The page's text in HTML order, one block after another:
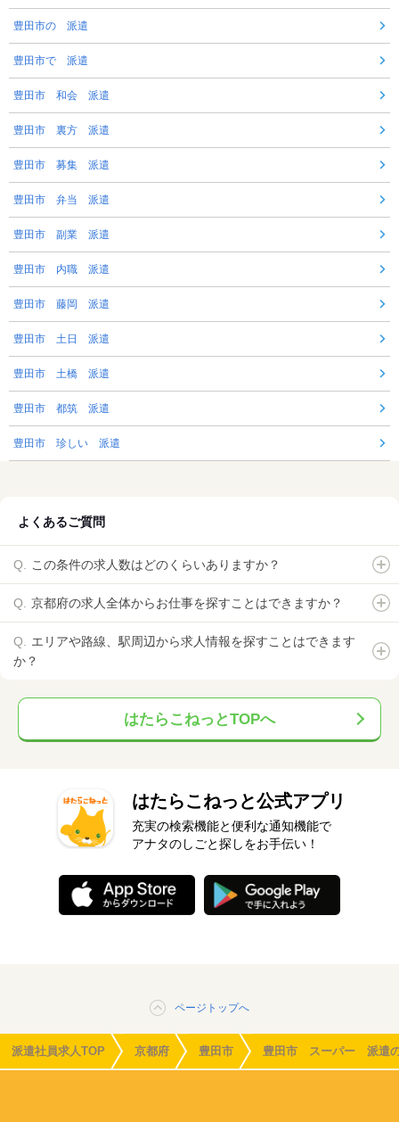
豊田市の 派遣
豊田市で 派遣
豊田市 和会 派遣
豊田市 裏方 派遣
豊田市 募集 派遣
豊田市 弁当 派遣
豊田市 副業 派遣
豊田市 内職 派遣
豊田市 藤岡 派遣
豊田市 土日 派遣
豊田市 土橋 派遣
豊田市 都筑 派遣
豊田市 珍しい 派遣
よくあるご質問
この条件の求人数はどのくらいありますか？
京都府の求人全体からお仕事を探すことはできますか？
エリアや路線、駅周辺から求人情報を探すことはできます
か？
はたらこねっとTOPへ
はたらこねっと公式アプリ
充実の検索機能と便利な通知機能で
アナタのしごと探しをお手伝い！
ページトップへ
派遣社員求人TOP 京都府 豊田市 豊田市 スーパー 派遣